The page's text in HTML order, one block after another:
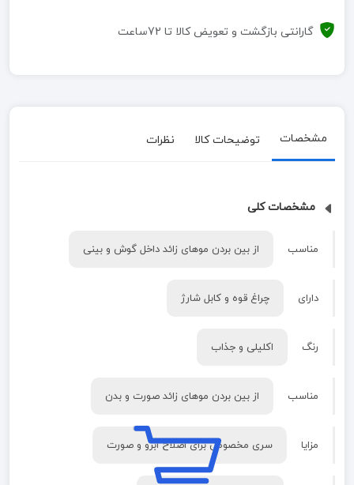
گارانتی بازگشت و تعویض کالا تا 72ساعت
مشخصات توضیحات کالا نظرات
مشخصات کلی
مناسب از بین بردن موهای زائد داخل گوش و بینی
دارای چراغ قوه و کابل شارژ
رنگ اکلیلی و جذاب
مناسب از بین بردن موهای زائد صورت و بدن
مزایا سری مخصوص برای اصلاح ابرو و صورت